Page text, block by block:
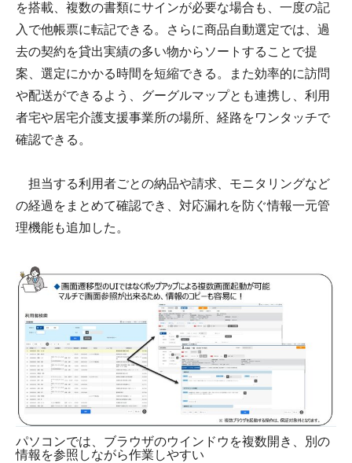
を搭載、複数の書類にサインが必要な場合も、一度の記
入で他帳票に転記できる。さらに商品自動選定では、過
去の契約を貸出実績の多い物からソートすることで提
案、選定にかかる時間を短縮できる。また効率的に訪問
や配送ができるよう、グーグルマップとも連携し、利用
者宅や居宅介護支援事業所の場所、経路をワンタッチで
確認できる。
担当する利用者ごとの納品や請求、モニタリングなど
の経過をまとめて確認でき、対応漏れを防ぐ情報一元管
理機能も追加した。
パソコンでは、ブラウザのウインドウを複数開き、別の
情報を参照しながら作業しやすい